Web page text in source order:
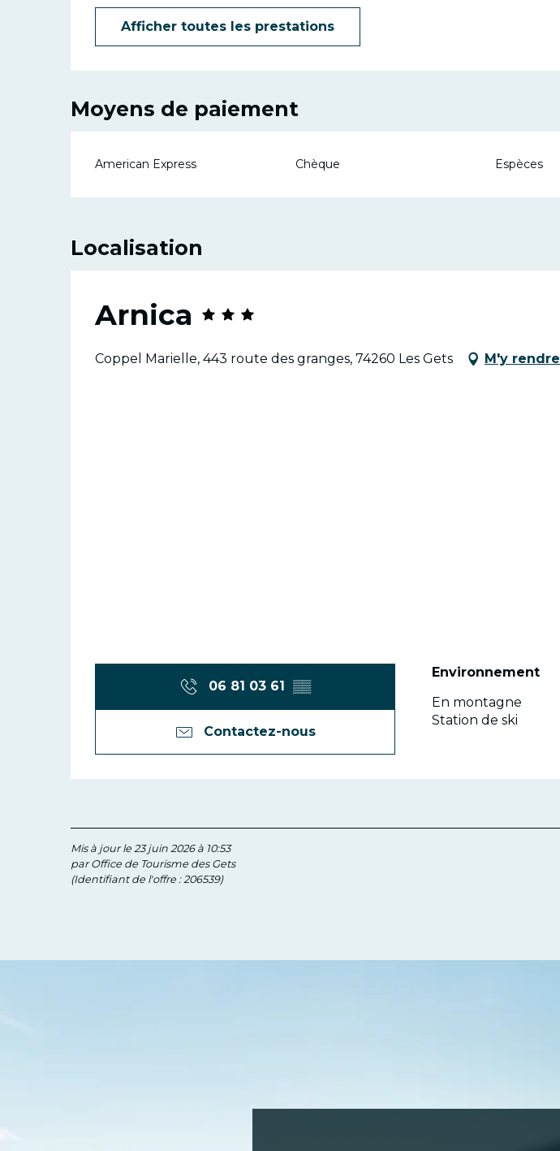
Afficher toutes les prestations
Moyens de paiement
American Express Chèque Espèces
Localisation
Arnica
Coppel Marielle, 443 route des granges, 74260 Les Gets M'y rendre
06 81 03 61 ▒▒
Contactez-nous
Environnement
Environnement
En montagne
Station de ski
Mis à jour le 23 juin 2026 à 10:53
par Office de Tourisme des Gets
(Identifiant de l'offre : 206539)